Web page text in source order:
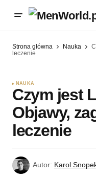
Strona główna Nauka
leczenie
NAUKA
Czym jest
Objawy,
leczenie
Autor: Karol